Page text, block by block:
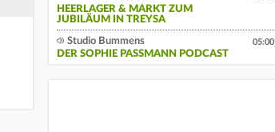
HEERLAGER & MARKT ZUM
JUBILÄUM IN TREYSA
Studio Bummens
DER SOPHIE PASSMANN PODCAST
05:00